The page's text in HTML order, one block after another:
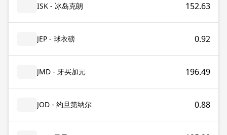
ISK - 冰岛克朗 152.63
JEP - 球衣磅 0.92
JMD - 牙买加元 196.49
JOD - 约旦第纳尔 0.88